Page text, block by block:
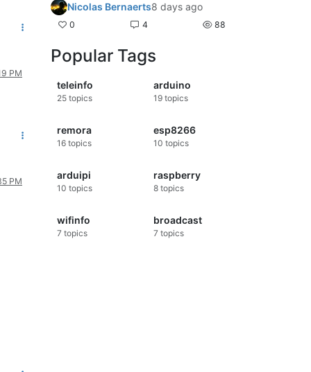
PM
PM
Nicolas Bernaerts8 days ago
0 4 88
Popular Tags
teleinfo
25 topics
arduino
19topics
remora
16 topics
esp8266
10 topics
arduipi
10 topics
raspberry
8topics
wifinfo
7 topics
broadcast
7 topics